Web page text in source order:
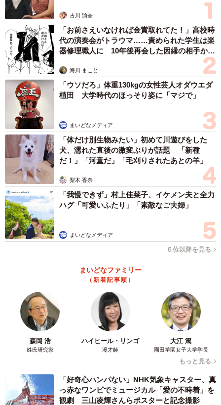
ーー家族間ならではのユーモアあふれるやり取りだったん
ですね。お兄さんはバズったことをご存じなんでしょう
か？
「私がバズっていることを報告すると、『おめでとう』と
祝ってくれました。その後も『3.8万爆笑』『4.5万…』と、
いいね数が増える度に連絡してきたり（笑）。 その夜、
ビデオ通話をしたのですが、その時も『10万いいね超はマ
ジですごい』と褒めてくれて、なぜか兄もニヤニヤと嬉し
そうでした」
古川 諭香
「お前さえいなければ金賞取れてた！」高校時
代の演奏会がトラウマ……責められた学生は楽
器修理職人に 10年後再会した因縁の相手から
海川 まこと
「ウソだろ」体重130kgの女性芸人オダウエダ
植田 大学時代のほっそり姿に「マジで」
まいどなメディア
「体だけ別生物みたい」初めて川遊びをした
犬、濡れた直後の激変ぶりが話題 「新種
だ！」「河童だ」「毛刈りされたあとの羊」
梨木 香奈
「我慢できず」村上佳菜子、イケメン夫と全力
ハグ「可愛いふたり」「素敵なご夫婦」
まいどなメディア
６位以降を見る
まいどなファミリー
（新着記事順）
森岡 浩
姓氏研究家
ハイヒール・リンゴ
漫才師
大江 篤
園田学園女子大学学長
もっと見る
「好奇心ハンパない」NHK気象キャスター、真
っ赤なワンピでミュージカル「愛の不時着」を
観劇 三山凌輝さんらポスターと記念撮影